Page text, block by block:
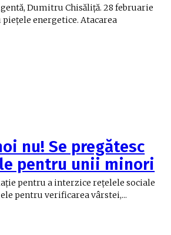
Dumitru Chisăliţă. 28 februarie
energetice. Atacarea
nu! Se pregătesc
pentru unii minori
pentru a interzice reţelele sociale
pentru verificarea vârstei,...